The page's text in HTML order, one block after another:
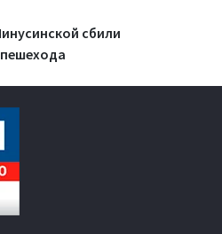
сбили